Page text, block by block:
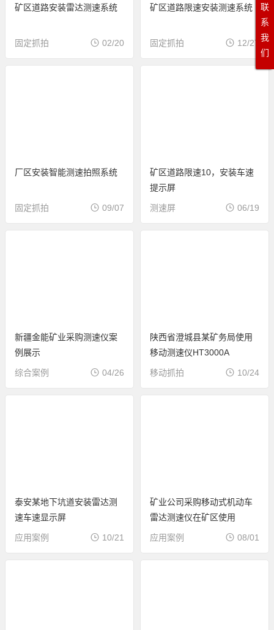
矿区道路安装雷达测速系统
固定抓拍 02/20
矿区道路限速安装测速系统
固定抓拍 12/27
厂区安装智能测速拍照系统
固定抓拍 09/07
矿区道路限速10，安装车速
提示屏
测速屏 06/19
新疆金能矿业采购测速仪案
例展示
综合案例 04/26
陕西省澄城县某矿务局使用
移动测速仪HT3000A
移动抓拍 10/24
泰安某地下坑道安装雷达测
速车速显示屏
应用案例 10/21
矿业公司采购移动式机动车
雷达测速仪在矿区使用
应用案例 08/01
联
系
我
们